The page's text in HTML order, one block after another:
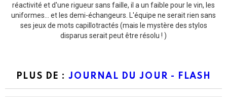
réactivité et d'une rigueur sans faille, il a un faible pour le vin, les
uniformes... et les demi-échangeurs. L'équipe ne serait rien sans
ses jeux de mots capillotractés (mais le mystère des stylos
disparus serait peut être résolu ! )
PLUS DE :JOURNAL DU JOUR - FLASH